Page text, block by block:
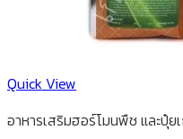
Quick View
อาหารเสริมฮอร์โมนพืช และปุ๋ย